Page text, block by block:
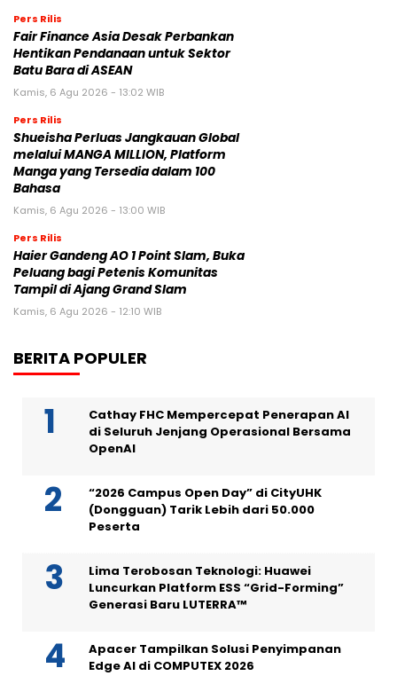
Pers Rilis
Fair Finance Asia Desak Perbankan
Hentikan Pendanaan untuk Sektor
Batu Bara di ASEAN
Kamis, 6 Agu 2026 - 13:02 WIB
Pers Rilis
Shueisha Perluas Jangkauan Global
melalui MANGA MILLION, Platform
Manga yang Tersedia dalam 100
Bahasa
Kamis, 6 Agu 2026 - 13:00 WIB
Pers Rilis
Haier Gandeng AO 1 Point Slam, Buka
Peluang bagi Petenis Komunitas
Tampil di Ajang Grand Slam
Kamis, 6 Agu 2026 - 12:10 WIB
BERITA POPULER
Cathay FHC Mempercepat Penerapan AI
di Seluruh Jenjang Operasional Bersama
OpenAI
“2026 Campus Open Day” di CityUHK
(Dongguan) Tarik Lebih dari 50.000
Peserta
Lima Terobosan Teknologi: Huawei
Luncurkan Platform ESS “Grid-Forming”
Generasi Baru LUTERRA™
Apacer Tampilkan Solusi Penyimpanan
Edge AI di COMPUTEX 2026